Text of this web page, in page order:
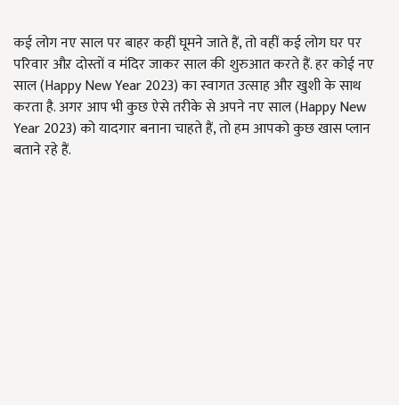
कई लोग नए साल पर बाहर कहीं घूमने जाते हैं, तो वहीं कई लोग घर पर
परिवार औऱ दोस्तों व मंदिर जाकर साल की शुरुआत करते हैं. हर कोई नए
साल (Happy New Year 2023) का स्वागत उत्साह और खुशी के साथ
करता है. अगर आप भी कुछ ऐसे तरीके से अपने नए साल (Happy New
Year 2023) को यादगार बनाना चाहते हैं, तो हम आपको कुछ खास प्लान
बताने रहे हैं.